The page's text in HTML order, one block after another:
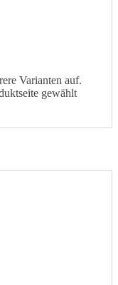
Varianten auf.
gewählt